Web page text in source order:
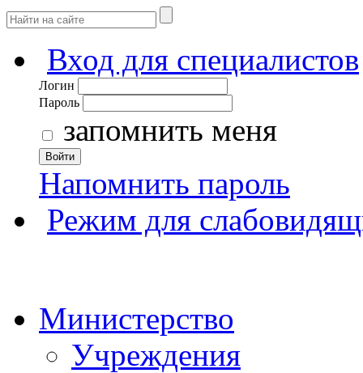
Вход для специалистов
Логин
Пароль
запомнить меня
Войти
Напомнить пароль
Режим для
Министерство
Учреждения